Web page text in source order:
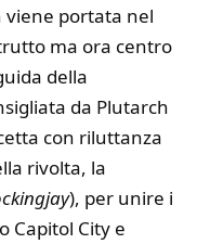
viene portata nel
ma ora centro
della
da Plutarch
con riluttanza
rivolta, la
), per unire i
Capitol City e